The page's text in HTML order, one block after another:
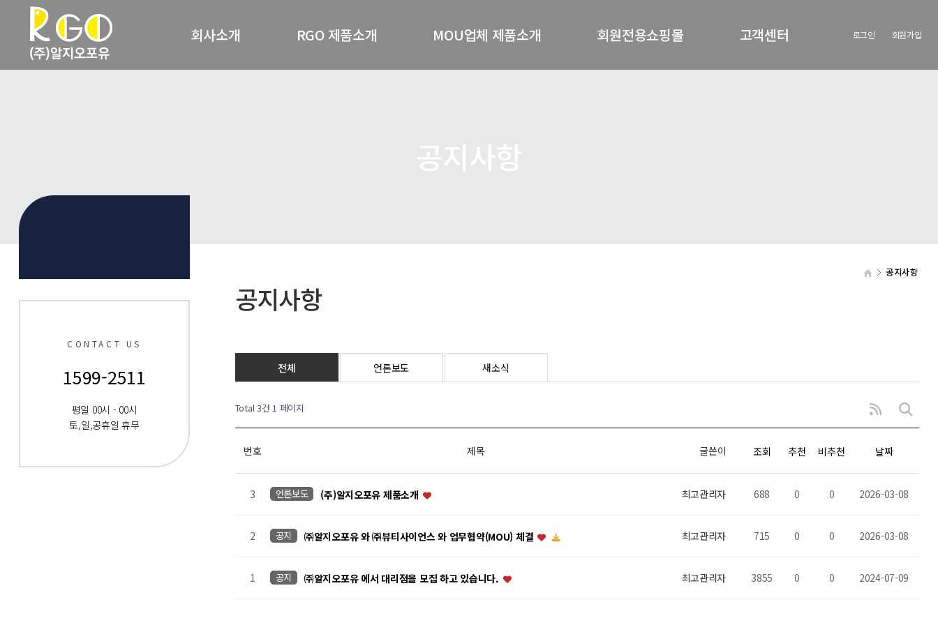
회사소개 RGO 제품소개 MOU업체 제품소개 회원전용쇼핑몰 고객센터 로그인 회원가입
공지사항
CONTACT US
1599-2511
평일 00시 - 00시
토,일,공휴일 휴무
공지사항
전체 언론보도 새소식
Total 3건 1 페이지
번호 제목 글쓴이 조회 추천 비추천 날짜
3 언론보도 (주)알지오포유 제품소개 최고관리자 688 0 0 2026-03-08
2 공지 ㈜알지오포유 와 ㈜뷰티사이언스 와 업무협약(MOU) 체결 최고관리자 715 0 0 2026-03-08
1 공지 ㈜알지오포유 에서 대리점을 모집 하고 있습니다. 최고관리자 3855 0 0 2024-07-09